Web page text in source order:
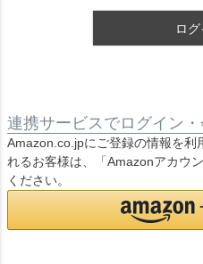
ロ
連携サービスでログイン
Amazon.co.jpにご登録の情報を利
れるお客様は、「Amazonアカウ
ください。